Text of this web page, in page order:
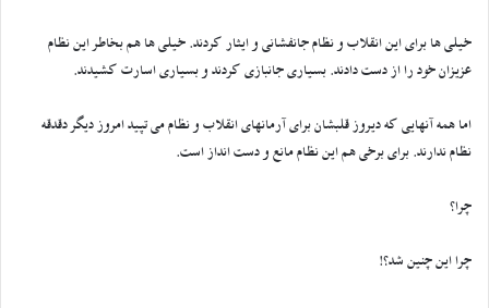
خیلی ها برای این انقلاب و نظام جانفشانی و ایثار کردند. خیلی ها هم بخاطر این نظام
عزیزان خود را از دست دادند. بسیاری جانبازی کردند و بسیاری اسارت کشیدند.
اما همه آنهایی که دیروز قلبشان برای آرمانهای انقلاب و نظام می تپید امروز دیگر دقدقه
نظام ندارند. برای برخی هم این نظام مانع و دست انداز است.
چرا؟
چرا این چنین شد؟!